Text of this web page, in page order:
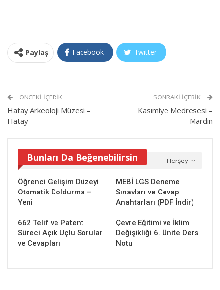
Paylaş Facebook Twitter
ÖNCEKI İÇERIK
Hatay Arkeoloji Müzesi –
Hatay
SONRAKI İÇERIK
Kasımiye Medresesi –
Mardin
Herşey
Bunları Da Beğenebilirsin
Öğrenci Gelişim Düzeyi
Otomatik Doldurma –
Yeni
MEBİ LGS Deneme
Sınavları ve Cevap
Anahtarları (PDF İndir)
662 Telif ve Patent
Süreci Açık Uçlu Sorular
ve Cevapları
Çevre Eğitimi ve İklim
Değişikliği 6. Ünite Ders
Notu